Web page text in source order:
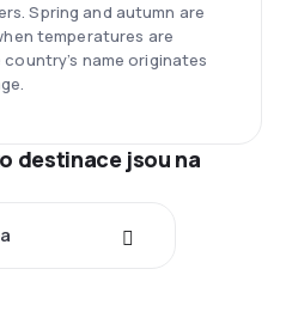
Spring and autumn are
temperatures are
name originates
destinace jsou na